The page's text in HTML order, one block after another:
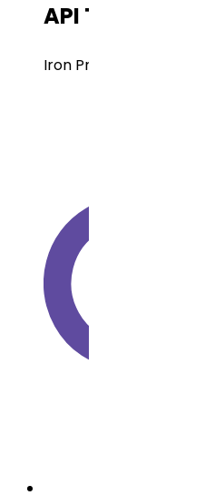
API Technology
Iron Product